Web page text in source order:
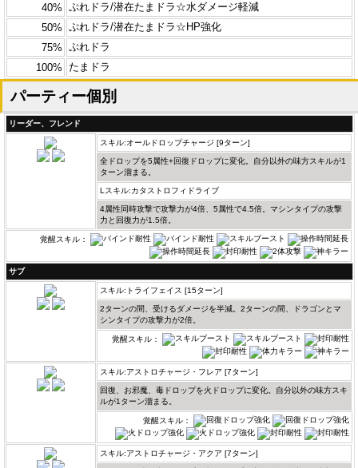
40% ぷれドラ/潜在たまドラ☆水ダメージ軽減
50% ぷれドラ/潜在たまドラ☆HP強化
75% ぷれドラ
100%
たまドラ
パーティー個別
リーダー、フレンド
スキル:オールドロップチャージ [9ターン]
全ドロップを5属性+回復ドロップに変化。自分以外の味方スキルが1
ターン溜まる。
Lスキル:カタストロフィドライブ
4属性同時攻撃で攻撃力が4倍、5属性で4.5倍。マシンタイプの攻撃
力と回復力が1.5倍。
覚醒スキル：
サブ
スキル:トライフェイス [15ターン]
2ターンの間、受けるダメージを半減。2ターンの間、ドラゴンとマ
シンタイプの攻撃力が2倍。
覚醒スキル：
スキル:アストロチャージ・フレア [7ターン]
回復、お邪魔、毒ドロップを火ドロップに変化。自分以外の味方スキ
ルが1ターン溜まる。
覚醒スキル：
スキル:アストロチャージ・アクア [7ターン]